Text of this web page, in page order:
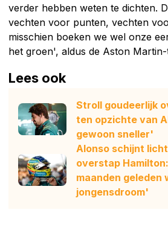
verder hebben weten te dichten.
vechten voor punten, vechten
misschien boeken we wel onze
het groen', aldus de Aston Martin-
Lees ook
Stroll goudeerlijk
ten opzichte van
gewoon sneller'
Alonso schijnt
overstap
maanden geleden
jongensdroom'